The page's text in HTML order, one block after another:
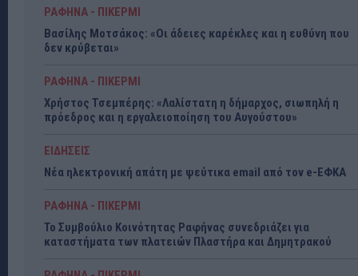
ΡΑΦΗΝΑ - ΠΙΚΕΡΜΙ
Βασίλης Μοτσάκος: «Οι άδειες καρέκλες και η ευθύνη που
δεν κρύβεται»
ΡΑΦΗΝΑ - ΠΙΚΕΡΜΙ
Χρήστος Τσεμπέρης: «Λαλίστατη η δήμαρχος, σιωπηλή η
πρόεδρος και η εργαλειοποίηση του Αυγούστου»
ΕΙΔΗΣΕΙΣ
Νέα ηλεκτρονική απάτη με ψεύτικα email από τον e-ΕΦΚΑ
ΡΑΦΗΝΑ - ΠΙΚΕΡΜΙ
Το Συμβούλιο Κοινότητας Ραφήνας συνεδριάζει για
καταστήματα των πλατειών Πλαστήρα και Δημητρακού